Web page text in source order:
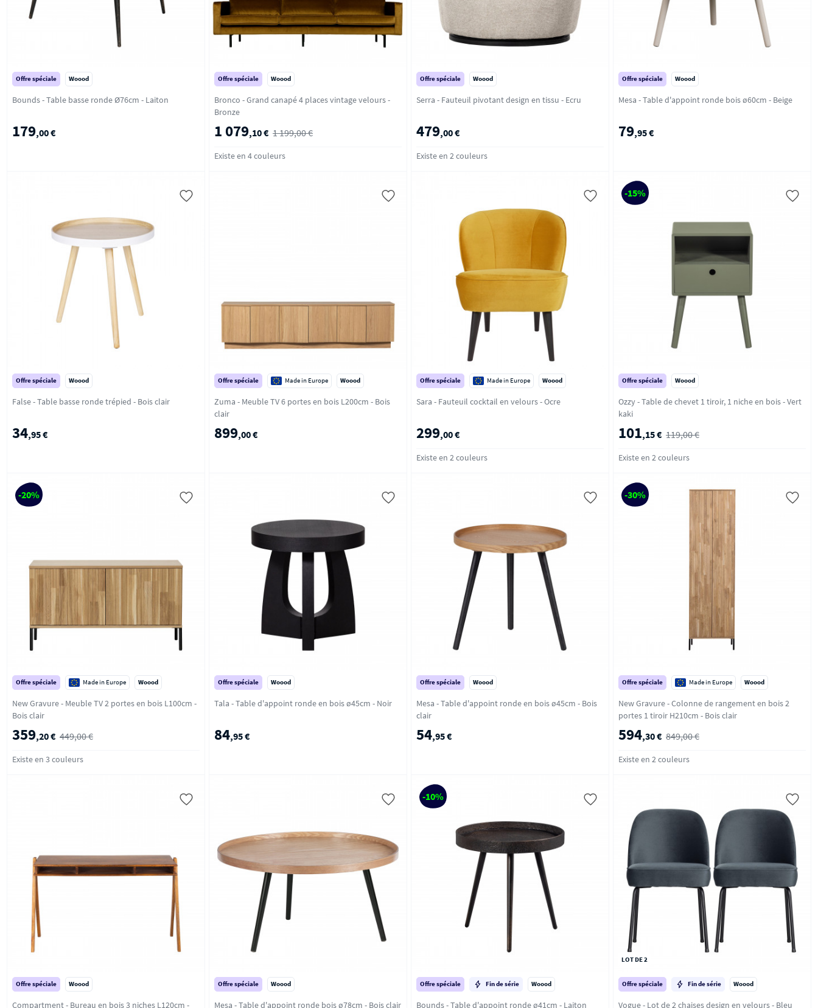
Offre spéciale Woood
Bounds - Table basse ronde Ø76cm - Laiton
179,00 €
Offre spéciale Woood
Bronco - Grand canapé 4 places vintage velours -
Bronze
1 079,10 € 1 199,00 €
Existe en 4 couleurs
Offre spéciale Woood
Serra - Fauteuil pivotant design en tissu - Ecru
479,00 €
Existe en 2 couleurs
Offre spéciale Woood
Mesa - Table d'appoint ronde bois ø60cm - Beige
79,95 €
Offre spéciale Woood
False - Table basse ronde trépied - Bois clair
34,95 €
Offre spéciale Made in Europe Woood
Zuma - Meuble TV 6 portes en bois L200cm - Bois
clair
899,00 €
Offre spéciale Made in Europe Woood
Sara - Fauteuil cocktail en velours - Ocre
299,00 €
Existe en 2 couleurs
-15%
Offre spéciale Woood
Ozzy - Table de chevet 1 tiroir, 1 niche en bois - Vert
kaki
101,15 € 119,00 €
Existe en 2 couleurs
-20%
Offre spéciale Made in Europe Woood
New Gravure - Meuble TV 2 portes en bois L100cm -
Bois clair
359,20 € 449,00 €
Existe en 3 couleurs
Offre spéciale Woood
Tala - Table d'appoint ronde en bois ø45cm - Noir
84,95 €
Offre spéciale Woood
Mesa - Table d'appoint ronde en bois ø45cm - Bois
clair
54,95 €
-30%
Offre spéciale Made in Europe Woood
New Gravure - Colonne de rangement en bois 2
portes 1 tiroir H210cm - Bois clair
594,30 € 849,00 €
Existe en 2 couleurs
Offre spéciale Woood
Compartment - Bureau en bois 3 niches L120cm -
Offre spéciale Woood
Mesa - Table d'appoint ronde bois ø78cm - Bois clair
-10%
Offre spéciale Fin de série Woood
Bounds - Table d'appoint ronde ø41cm - Laiton
LOT DE 2
Offre spéciale Fin de série Woood
Vogue - Lot de 2 chaises design en velours - Bleu